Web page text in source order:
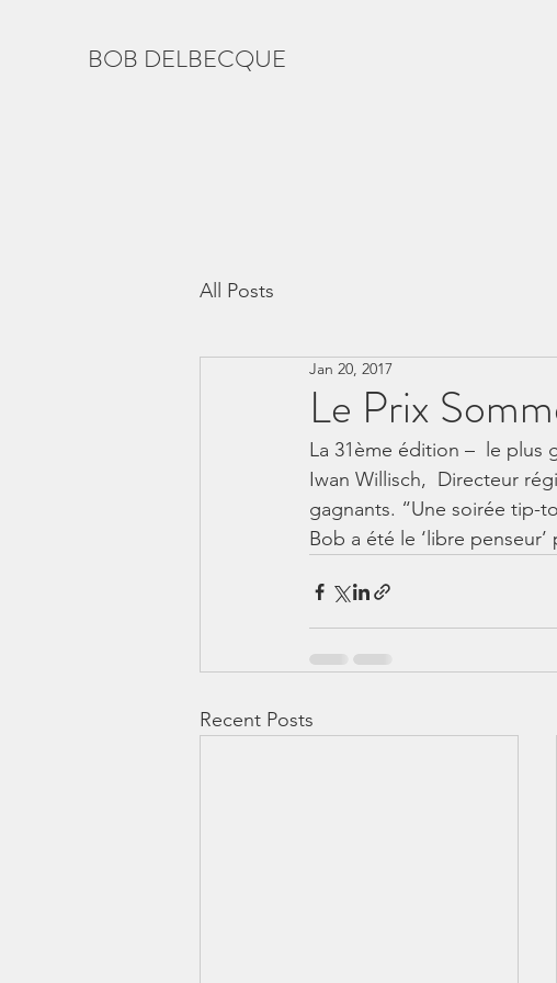
BOB DELBECQUE
All Posts
Le Prix
Jan 20, 2017
La 31ème édition –  le plus
Iwan Willisch,  Directeur
gagnants. “Une soirée tip-
Bob a été le ‘libre penseur’
Recent Posts